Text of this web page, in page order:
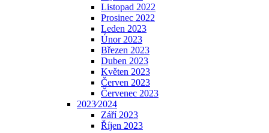
Listopad 2022
Prosinec 2022
Leden 2023
Únor 2023
Březen 2023
Duben 2023
Květen 2023
Červen 2023
Červenec 2023
2023⁄2024
Září 2023
Říjen 2023